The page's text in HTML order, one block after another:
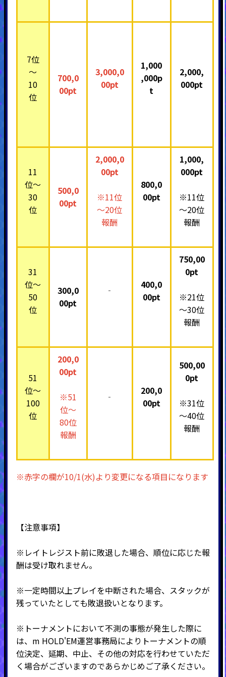
7位
～
10
位
700,0
00pt
3,000,0
00pt
1,000
,000p
t
2,000,
000pt
11
位～
30
位
500,0
00pt
2,000,0
00pt
※11位
～20位
報酬
800,0
00pt
1,000,
000pt
※11位
～20位
報酬
31
位～
50
位
300,0
00pt
‐
400,0
00pt
750,00
0pt
※21位
～30位
報酬
51
位～
100
位
200,0
00pt
※51
位～
80位
報酬
‐
200,0
00pt
500,00
0pt
※31位
～40位
報酬
※赤字の欄が10/1(水)より変更になる項目になります
【注意事項】
※ レイトレジスト前に敗退した場合、順位に応じた報
酬は受け取れません。
※一定時間以上プレイを中断された場合、スタックが
残っていたとしても敗退扱いとなります。
※トーナメントにおいて不測の事態が発生した際に
は、m HOLD'EM運営事務局によりトーナメントの順
位決定、延期、中止、その他の対応を行わせていただ
く場合がございますのであらかじめご了承ください。